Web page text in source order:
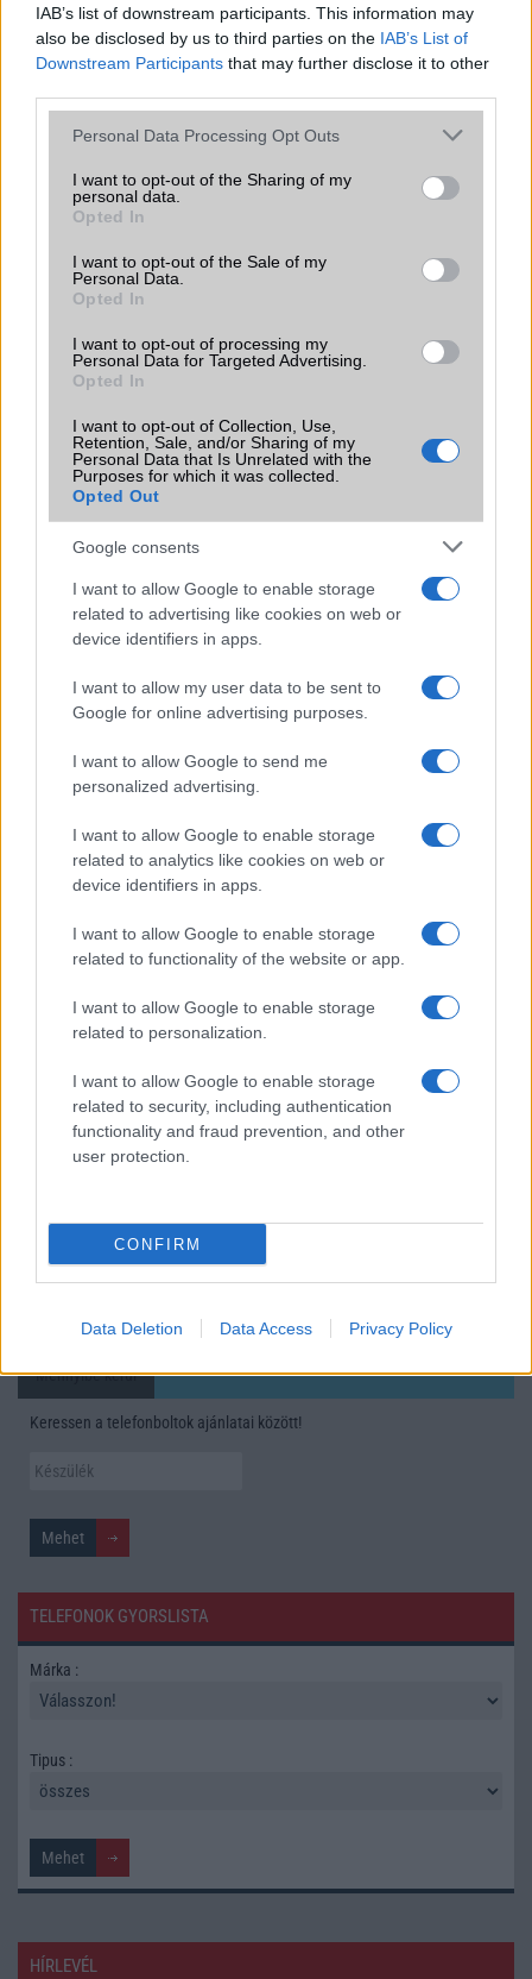
IAB’s list of downstream participants. This information may
also be disclosed by us to third parties on the IAB’s List of
Downstream Participants that may further disclose it to other
Please note that this website/app uses one or more Google
not limited to your visit or usage behaviour. You may click to
grant or deny consent to Google and its third-party tags to
use your data for below specified purposes in below Google
consent section.
Personal Data Processing Opt Outs
I want to opt-out of the Sharing of my
personal data.
Opted In
I want to opt-out of the Sale of my
Personal Data.
Opted In
I want to opt-out of processing my
Personal Data for Targeted Advertising.
Opted In
I want to opt-out of Collection, Use,
Retention, Sale, and/or Sharing of my
Personal Data that Is Unrelated with the
Purposes for which it was collected.
Opted Out
Google consents
I want to allow Google to enable storage
related to advertising like cookies on web or
device identifiers in apps.
I want to allow my user data to be sent to
Google for online advertising purposes.
I want to allow Google to send me
personalized advertising.
I want to allow Google to enable storage
related to analytics like cookies on web or
device identifiers in apps.
I want to allow Google to enable storage
related to functionality of the website or app.
I want to allow Google to enable storage
related to personalization.
I want to allow Google to enable storage
related to security, including authentication
functionality and fraud prevention, and other
user protection.
CONFIRM
Data Deletion Data Access Privacy Policy
Az Edge Panel az egyik leghasznosabb funkció, amely
jelentősen felgyorsítja a mindennapi használatot,
miközben a Pixel telefonokból továbbra is hiányzik.
KAPCSOLÓDÓ HÍREK
iPhone 5 vs LG Nexus: a nagy megmérettetés
Csalás nélkül: a Galaxy S4 jobb mint a HTC One!
Hivatalos Note 7 unboxing videó
Tartsd szemmel az adataidat!
Random Note 7-ek halnak meg
Honnan tudhatod, hogy a Note 7-esed nem robban fel?
Mit tud a Note 9 a teszteken?
A Galaxy S25 Ultra felülmúlja az iPhone 16 Pro Maxot a
benchmark teszteken
További hírek
Számos népszerű Samsung Galaxy készülék kimarad a One
iPhone 18 bemutató dátum - ekkor rántja le a leplet az
Apple az új csúcsmobilokról
Az Android rejtett automatizmusai: hat funkció, amely
észrevétlenül könnyíti meg a mindennapokat
Ez a rejtett Samsung funkció teljesen megváltoztatja a
mobilhasználatot – sokan mégsem tudnak róla
Nem biztos, hogy érdemes kivárni az iPhone 18 Prot
A Galaxy S25 is megkaphatja a Galaxy S26 egyik legjobb
kamerás funkcióját
utolsó nagy frissítés
Mennyibe kerül
Keressen a telefonboltok ajánlatai között!
TELEFONOK GYORSLISTA
Márka :
Tipus :
HÍRLEVÉL